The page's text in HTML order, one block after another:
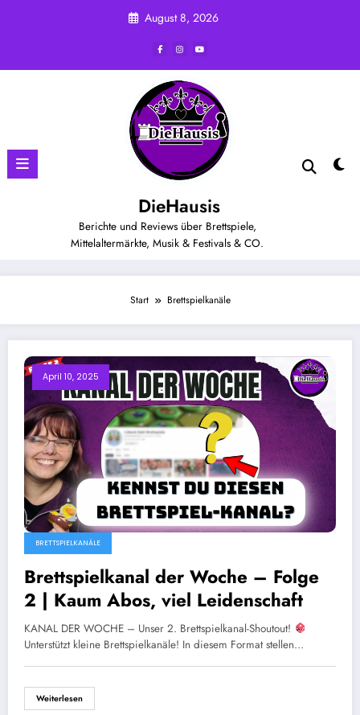
August 8, 2026
DieHausis
Berichte und Reviews über Brettspiele,
Mittelaltermärkte, Musik & Festivals & CO.
Start Brettspielkanäle
April 10, 2025
BRETTSPIELKANÄLE
Brettspielkanal der Woche – Folge
2 | Kaum Abos, viel Leidenschaft
KANAL DER WOCHE – Unser 2. Brettspielkanal-Shoutout!
Unterstützt kleine Brettspielkanäle! In diesem Format stellen…
Weiterlesen